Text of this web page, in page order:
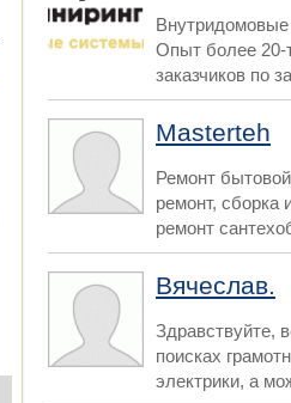
Опыт более 20-
заказчиков по
Masterteh
Ремонт
ремонт, сборка
ремонт
Вячеслав.
Здравствуйте,
поисках
электрики, а